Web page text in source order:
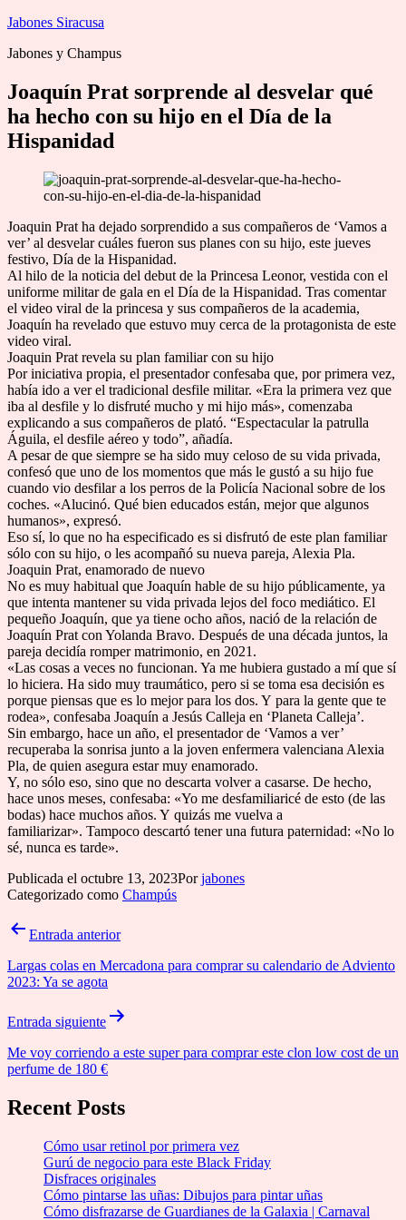
Saltar
contenido
Jabones Siracusa
Jabones y Champus
Joaquín Prat sorprende al desvelar qué
ha hecho con su hijo en el Día de la
Hispanidad
Joaquin Prat ha dejado sorprendido a sus compañeros de ‘Vamos a
ver’ al desvelar cuáles fueron sus planes con su hijo, este jueves
festivo, Día de la Hispanidad.
Al hilo de la noticia del debut de la Princesa Leonor, vestida con el
uniforme militar de gala en el Día de la Hispanidad. Tras comentar
el video viral de la princesa y sus compañeros de la academia,
Joaquín ha revelado que estuvo muy cerca de la protagonista de este
video viral.
Joaquin Prat revela su plan familiar con su hijo
Por iniciativa propia, el presentador confesaba que, por primera vez,
había ido a ver el tradicional desfile militar. «Era la primera vez que
iba al desfile y lo disfruté mucho y mi hijo más», comenzaba
explicando a sus compañeros de plató. “Espectacular la patrulla
Águila, el desfile aéreo y todo”, añadía.
A pesar de que siempre se ha sido muy celoso de su vida privada,
confesó que uno de los momentos que más le gustó a su hijo fue
cuando vio desfilar a los perros de la Policía Nacional sobre de los
coches. «Alucinó. Qué bien educados están, mejor que algunos
humanos», expresó.
Eso sí, lo que no ha especificado es si disfrutó de este plan familiar
sólo con su hijo, o les acompañó su nueva pareja, Alexia Pla.
Joaquin Prat, enamorado de nuevo
No es muy habitual que Joaquín hable de su hijo públicamente, ya
que intenta mantener su vida privada lejos del foco mediático. El
pequeño Joaquín, que ya tiene ocho años, nació de la relación de
Joaquín Prat con Yolanda Bravo. Después de una década juntos, la
pareja decidía romper matrimonio, en 2021.
«Las cosas a veces no funcionan. Ya me hubiera gustado a mí que sí
lo hiciera. Ha sido muy traumático, pero si se toma esa decisión es
porque piensas que es lo mejor para los dos. Y para la gente que te
rodea», confesaba Joaquín a Jesús Calleja en ‘Planeta Calleja’.
Sin embargo, hace un año, el presentador de ‘Vamos a ver’
recuperaba la sonrisa junto a la joven enfermera valenciana Alexia
Pla, de quien asegura estar muy enamorado.
Y, no sólo eso, sino que no descarta volver a casarse. De hecho,
hace unos meses, confesaba: «Yo me desfamiliaricé de esto (de las
bodas) hace muchos años. Y quizás me vuelva a
familiarizar». Tampoco descartó tener una futura paternidad: «No lo
sé, nunca es tarde».
Publicada el octubre 13, 2023Porjabones
Categorizado como Champús
Navegación
entradas
Entrada anterior
Largas colas en Mercadona para comprar su calendario de Adviento
2023: Ya se agota
Entrada siguiente
Me voy corriendo a este super para comprar este clon low cost de un
perfume de 180 €
Recent Posts
Cómo usar retinol por primera vez
Gurú de negocio para este Black Friday
Disfraces originales
Cómo pintarse las uñas: Dibujos para pintar uñas
Cómo disfrazarse de Guardianes de la Galaxia | Carnaval